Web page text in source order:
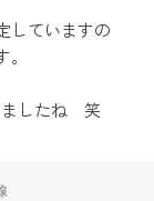
していますの
ましたね 笑